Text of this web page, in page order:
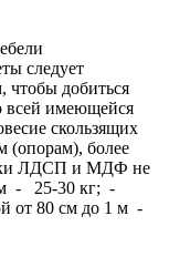
следует
чтобы добиться
всей имеющейся
скользящих
(опорам), более
ЛДСП и МДФ не
- 25-30 кг; -
от 80 см до 1 м -